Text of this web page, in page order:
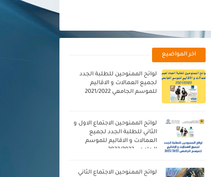
اخر المواضيع
لوائح الممنوحين للطلبة الجدد
لجميع العمالات و الاقاليم
للموسم الجامعي 2021/2022
لوائح الممنوحين الاجتماع الاول و
الثاني للطلبة الجدد لجميع
العمالات و الاقاليم للموسم
الجامعي 2023/2022
لوائح الممنوحين الاجتماع الثاني